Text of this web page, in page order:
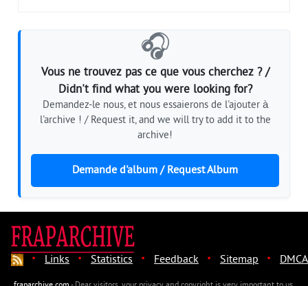
🎧
Vous ne trouvez pas ce que vous cherchez ? /
Didn't find what you were looking for?
Demandez-le nous, et nous essaierons de l'ajouter à
l'archive ! / Request it, and we will try to add it to the
archive!
Demande d'album / Request Album
· Links · Statistics · Feedback · Sitemap · DMCA